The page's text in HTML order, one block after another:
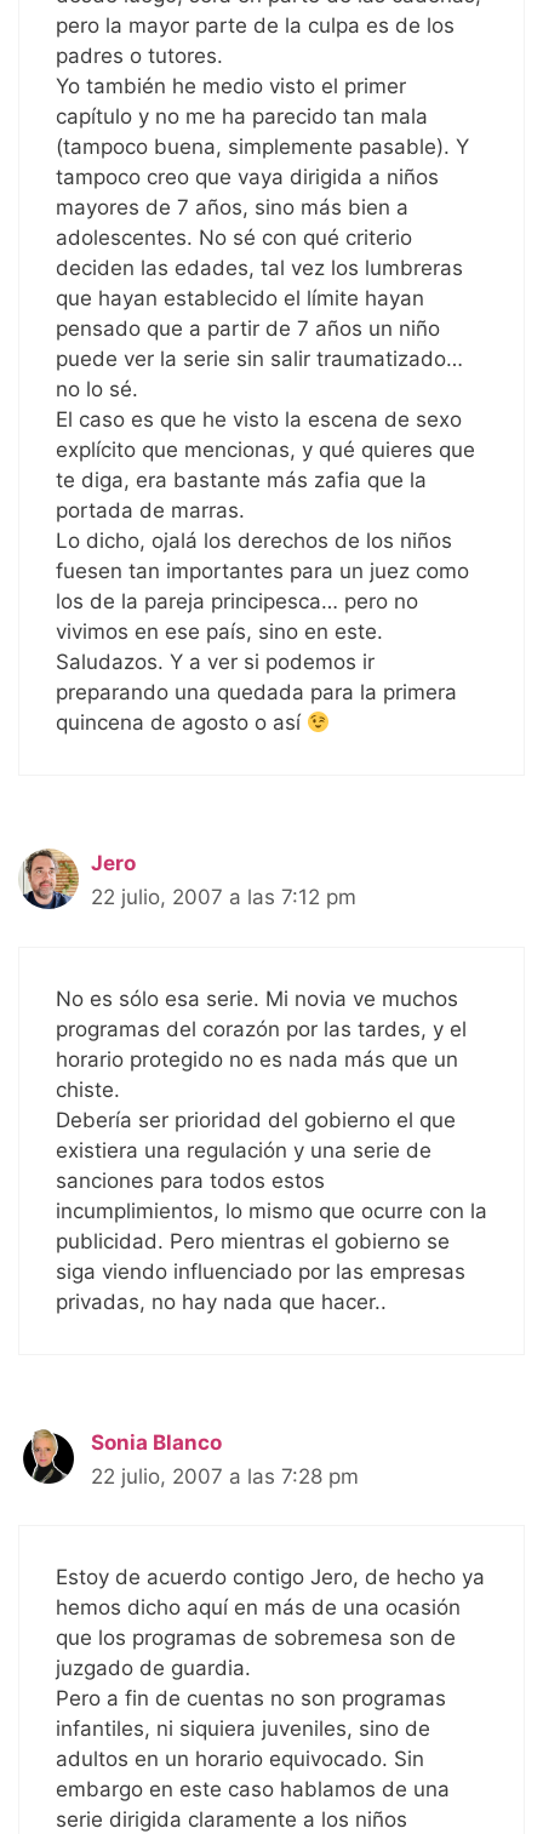
pero la mayor parte de la culpa es de los
padres o tutores.
Yo también he medio visto el primer
capítulo y no me ha parecido tan mala
(tampoco buena, simplemente pasable). Y
tampoco creo que vaya dirigida a niños
mayores de 7 años, sino más bien a
adolescentes. No sé con qué criterio
deciden las edades, tal vez los lumbreras
que hayan establecido el límite hayan
pensado que a partir de 7 años un niño
puede ver la serie sin salir traumatizado…
no lo sé.
El caso es que he visto la escena de sexo
explícito que mencionas, y qué quieres que
te diga, era bastante más zafia que la
portada de marras.
Lo dicho, ojalá los derechos de los niños
fuesen tan importantes para un juez como
los de la pareja principesca… pero no
vivimos en ese país, sino en este.
Saludazos. Y a ver si podemos ir
preparando una quedada para la primera
quincena de agosto o así
Jero
22 julio, 2007 a las 7:12 pm
No es sólo esa serie. Mi novia ve muchos
programas del corazón por las tardes, y el
horario protegido no es nada más que un
chiste.
Debería ser prioridad del gobierno el que
existiera una regulación y una serie de
sanciones para todos estos
incumplimientos, lo mismo que ocurre con la
publicidad. Pero mientras el gobierno se
siga viendo influenciado por las empresas
privadas, no hay nada que hacer..
Sonia Blanco
22 julio, 2007 a las 7:28 pm
Estoy de acuerdo contigo Jero, de hecho ya
hemos dicho aquí en más de una ocasión
que los programas de sobremesa son de
juzgado de guardia.
Pero a fin de cuentas no son programas
infantiles, ni siquiera juveniles, sino de
adultos en un horario equivocado. Sin
embargo en este caso hablamos de una
serie dirigida claramente a los niños